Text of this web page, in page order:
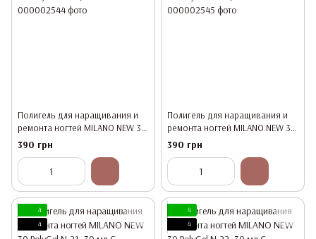
Полигель для наращивания и
ремонта ногтей MILANO NEW 30
PolyGel N-19, 30 мл
390 грн
Полигель для наращивания и
ремонта ногтей MILANO NEW 30
PolyGel N-20, 30 мл
390 грн
4
4
4
4